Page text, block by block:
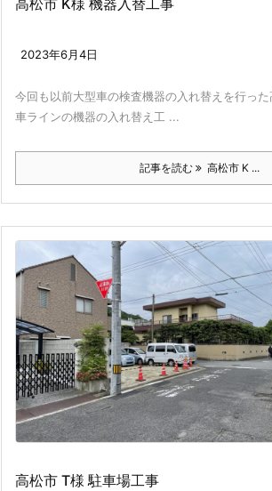
2023年6月4日
今回も以前大型車の検査機器の入れ替えを行っ
車ラインの機器の入れ替え工 ...
記事を読む 高松市 K ...
高松市 T様 駐車場工事